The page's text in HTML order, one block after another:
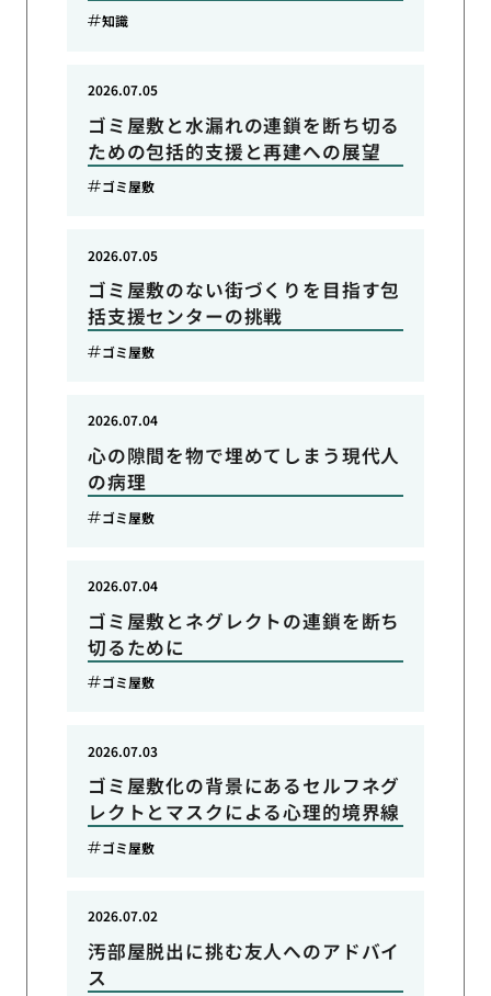
知識
ゴミ屋敷と水漏れの連鎖を断ち切る
ための包括的支援と再建への展望
2026.07.05
ゴミ屋敷
ゴミ屋敷のない街づくりを目指す包
括支援センターの挑戦
2026.07.05
ゴミ屋敷
心の隙間を物で埋めてしまう現代人
の病理
2026.07.04
ゴミ屋敷
ゴミ屋敷とネグレクトの連鎖を断ち
切るために
2026.07.04
ゴミ屋敷
ゴミ屋敷化の背景にあるセルフネグ
レクトとマスクによる心理的境界線
2026.07.03
ゴミ屋敷
汚部屋脱出に挑む友人へのアドバイ
ス
2026.07.02